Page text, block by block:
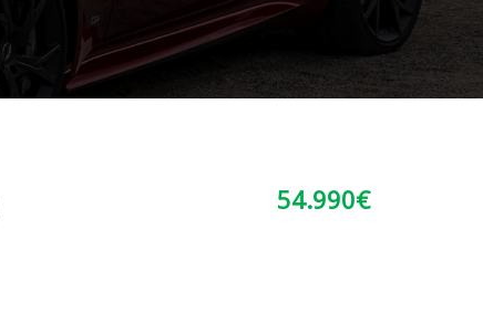
54.990€